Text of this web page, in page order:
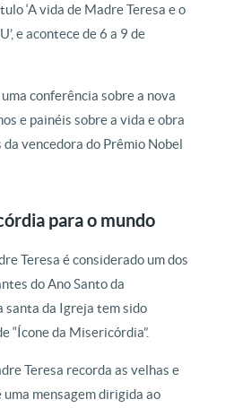
‘A vida de Madre Teresa e o
e acontece de 6 a 9 de
conferência sobre a nova
e painéis sobre a vida e obra
vencedora do Prêmio Nobel
para o mundo
Teresa é considerado um dos
do Ano Santo da
da Igreja tem sido
“Ícone da Misericórdia”.
Teresa recorda as velhas e
uma mensagem dirigida ao